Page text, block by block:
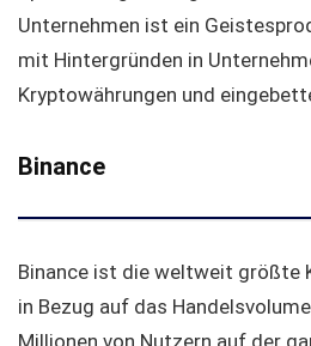
Unternehmen ist ein
mit Hintergründen in
Kryptowährungen und
Binance
Binance ist die weltweit größte
in Bezug auf das